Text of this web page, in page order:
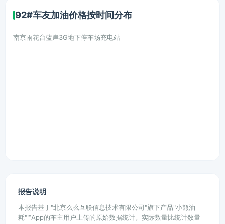
92#车友加油价格按时间分布
南京雨花台蓝岸3G地下停车场充电站
报告说明
本报告基于"北京么么互联信息技术有限公司"旗下产品"小熊油
耗"™App的车主用户上传的原始数据统计。实际数量比统计数量